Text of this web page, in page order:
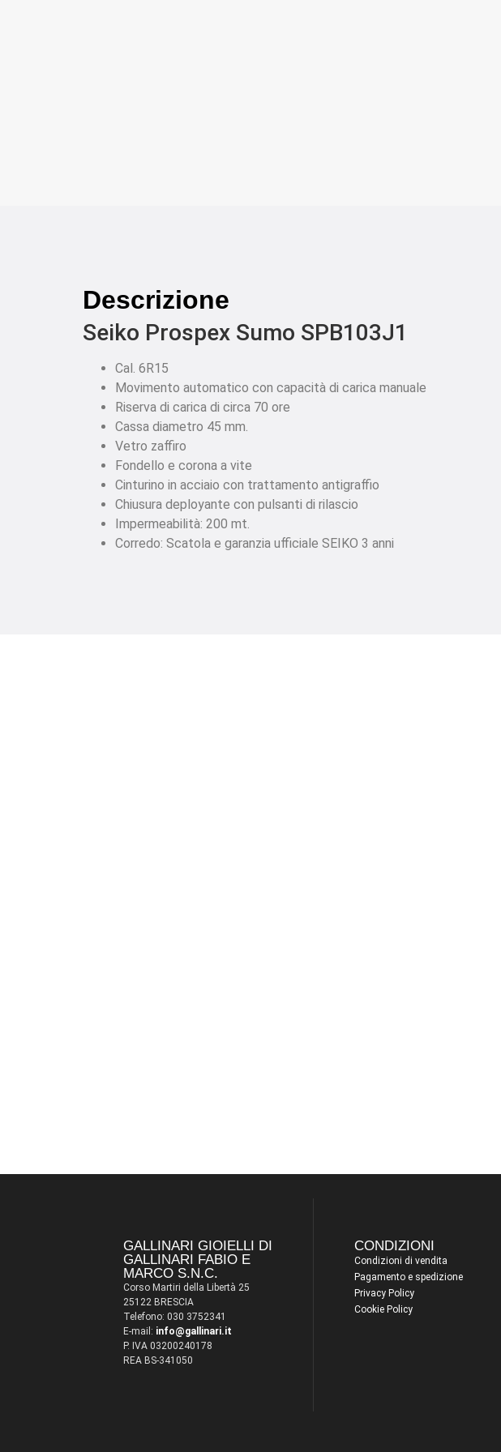
Descrizione
Seiko Prospex Sumo SPB103J1
Cal. 6R15
Movimento automatico con capacità di carica manuale
Riserva di carica di circa 70 ore
Cassa diametro 45 mm.
Vetro zaffiro
Fondello e corona a vite
Cinturino in acciaio con trattamento antigraffio
Chiusura deployante con pulsanti di rilascio
Impermeabilità: 200 mt.
Corredo: Scatola e garanzia ufficiale SEIKO 3 anni
GALLINARI GIOIELLI DI
GALLINARI FABIO E
MARCO S.N.C.
Corso Martiri della Libertà 25
25122 BRESCIA
Telefono: 030 3752341
E-mail: info@gallinari.it
P. IVA 03200240178
REA BS-341050
CONDIZIONI
Condizioni di vendita
Pagamento e spedizione
Privacy Policy
Cookie Policy